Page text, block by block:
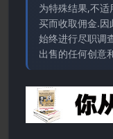
为特殊结果,不
买而收取佣金.
始终进行尽职调
出售的任何创意